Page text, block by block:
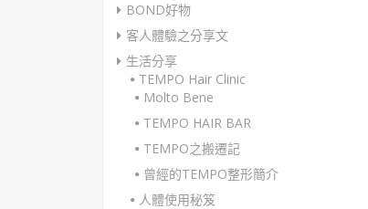
BOND好物
客人體驗之分享文
生活分享
TEMPO Hair Clinic
Molto Bene
TEMPO HAIR BAR
TEMPO之搬遷記
曾經的TEMPO整形簡介
人體使用秘笈